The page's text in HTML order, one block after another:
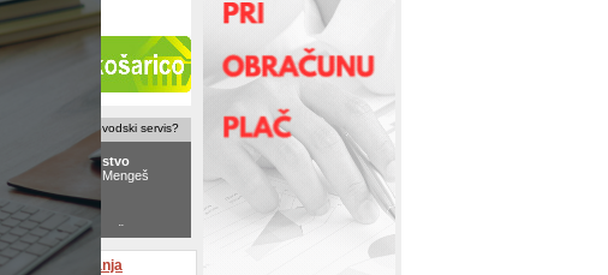
Iščete računovodski servis?
Računovodstvo
ELKONTO, Mengeš
KAPRI d.o.o.
Izobraževanja